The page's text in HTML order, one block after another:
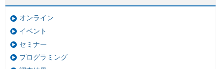
オンライン
イベント
セミナー
プログラミング